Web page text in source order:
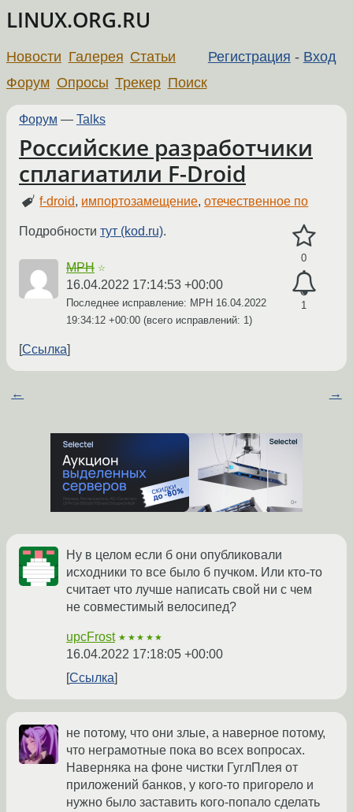
LINUX.ORG.RU
Регистрация - Вход
Новости Галерея Статьи
Форум Опросы Трекер Поиск
Форум — Talks
Российские разработчики
сплагиатили F-Droid
f-droid, импортозамещение,отечественное по
0
1
Подробности тут (kod.ru).
MPH ☆
16.04.2022 17:14:53 +00:00
Последнее исправление: MPH 16.04.2022
19:34:12 +00:00 (всего исправлений: 1)
Ссылка
← →
Ну в целом если б они опубликовали
исходники то все было б пучком. Или кто-то
считает что лучше написать свой ни с чем
не совместимый велосипед?
upcFrost ★★★★★
16.04.2022 17:18:05 +00:00
Ссылка
не потому, что они злые, а наверное потому,
что неграмотные пока во всех вопросах.
Наверняка на фоне чистки ГуглПлея от
приложений банков, у кого-то пригорело и
нужно было заставить кого-попало сделать